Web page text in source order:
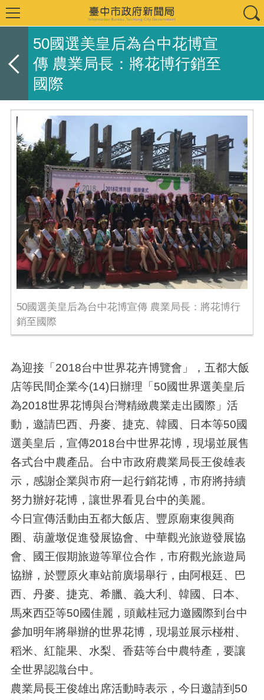
50國選美皇后為台中花博宣
傳 農業局長：將花博行銷至
國際
50國選美皇后為台中花博宣傳 農業局長：將花博行
銷至國際
為迎接「2018台中世界花卉博覽會」，五都大飯
店等民間企業今(14)日辦理「50國世界選美皇后
為2018世界花博與台灣精緻農業走出國際」活
動，邀請巴西、丹麥、捷克、韓國、日本等50國
選美皇后，宣傳2018台中世界花博，現場並展售
各式台中農產品。台中市政府農業局長王俊雄表
示，感謝企業與市府一起行銷花博，市府將持續
努力辦好花博，讓世界看見台中的美麗。
今日宣傳活動由五都大飯店、豐原廟東復興商
圈、葫蘆墩促進發展協會、中華觀光旅遊發展協
會、國王假期旅遊等單位合作，市府觀光旅遊局
協辦，於豐原火車站前廣場舉行，由阿根廷、巴
西、丹麥、捷克、希臘、義大利、韓國、日本、
馬來西亞等50國佳麗，頭戴桂冠力邀國際到台中
參加明年將舉辦的世界花博，現場並展示椪柑、
稻米、紅龍果、水梨、香菇等台中農特產，要讓
全世界認識台中。
農業局長王俊雄出席活動時表示，今日邀請到50